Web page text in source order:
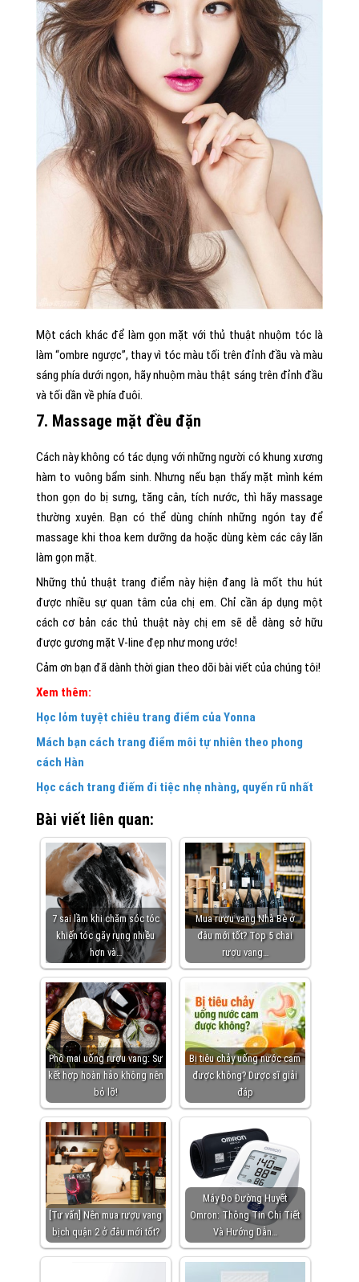
Một cách khác để làm gọn mặt với thủ thuật nhuộm tóc là
làm “ombre ngược”, thay vì tóc màu tối trên đỉnh đầu và màu
sáng phía dưới ngọn, hãy nhuộm màu thật sáng trên đỉnh đầu
và tối dần về phía đuôi.
7. Massage mặt đều đặn
Cách này không có tác dụng với những người có khung xương
hàm to vuông bẩm sinh. Nhưng nếu bạn thấy mặt mình kém
thon gọn do bị sưng, tăng cân, tích nước, thì hãy massage
thường xuyên. Bạn có thể dùng chính những ngón tay để
massage khi thoa kem dưỡng da hoặc dùng kèm các cây lăn
làm gọn mặt.
Những thủ thuật trang điểm này hiện đang là mốt thu hút
được nhiều sự quan tâm của chị em. Chỉ cần áp dụng một
cách cơ bản các thủ thuật này chị em sẽ dễ dàng sở hữu
được gương mặt V-line đẹp như mong ước!
Cảm ơn bạn đã dành thời gian theo dõi bài viết của chúng tôi!
Xem thêm:
Học lỏm tuyệt chiêu trang điểm của Yonna
Mách bạn cách trang điểm môi tự nhiên theo phong
cách Hàn
Học cách trang điếm đi tiệc nhẹ nhàng, quyến rũ nhất
Bài viết liên quan:
7 sai lầm khi chăm sóc tóc
khiến tóc gãy rụng nhiều
hơn và…
Mua rượu vang Nhà Bè ở
đâu mới tốt? Top 5 chai
rượu vang…
Phô mai uống rượu vang: Sự
kết hợp hoàn hảo không nên
bỏ lỡ!
Bị tiêu chảy uống nước cam
được không? Dược sĩ giải
đáp
[Tư vấn] Nên mua rượu vang
bịch quận 2 ở đâu mới tốt?
Máy Đo Đường Huyết
Omron: Thông Tin Chi Tiết
Và Hướng Dẫn…